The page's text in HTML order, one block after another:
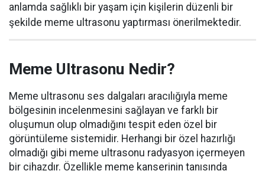
anlamda sağlıklı bir yaşam için kişilerin düzenli bir
şekilde meme ultrasonu yaptırması önerilmektedir.
Meme Ultrasonu Nedir?
Meme ultrasonu ses dalgaları aracılığıyla meme
bölgesinin incelenmesini sağlayan ve farklı bir
oluşumun olup olmadığını tespit eden özel bir
görüntüleme sistemidir. Herhangi bir özel hazırlığı
olmadığı gibi meme ultrasonu radyasyon içermeyen
bir cihazdır. Özellikle meme kanserinin tanısında